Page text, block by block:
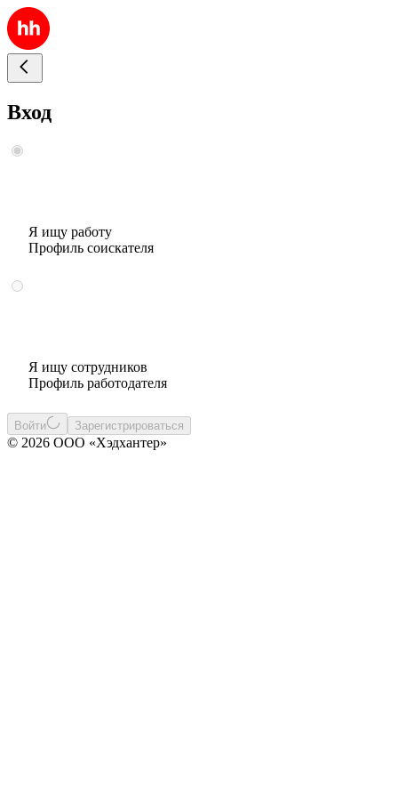
Вход
Я ищу работу
Профиль соискателя
Я ищу сотрудников
Профиль работодателя
Войти Зарегистрироваться
© 2026 ООО «Хэдхантер»